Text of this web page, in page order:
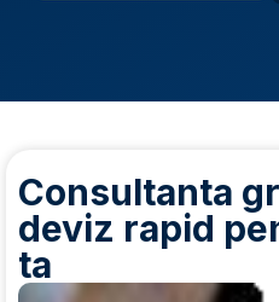
Consultanta
deviz rapid
ta